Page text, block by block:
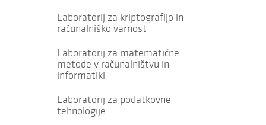
Laboratorij za kriptografijo in
računalniško varnost
Laboratorij za matematične
metode v računalništvu in
informatiki
Laboratorij za podatkovne
tehnologije